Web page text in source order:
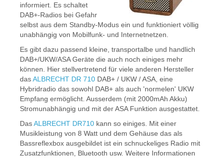
informiert. Es schaltet
DAB+-Radios bei Gefahr
selbst aus dem Standby-Modus ein und funktioniert völlig
unabhängig von Mobilfunk- und Internetnetzen.
Es gibt dazu passend kleine, transportalbe und handlich
DAB+/UKW/ASA Geräte die auch noch einiges mehr
können. Hier stellvertretend für viele anderen Hersteller
dasALBRECHT DR 710 DAB+ / UKW / ASA, eine
Hybridradio das sowohl DAB+ als auch 'normelen' UKW
Empfang ermöglicht. Ausserdem (mit 2000mAh Akku)
Stromunabhängig und mit der ASA Funktion ausgestattet.
DasALBRECHT DR710 kann so einiges. Mit einer
Musikleistung von 8 Watt und dem Gehäuse das als
Bassreflexbox ausgebildet ist ein schnuckeliges Radio mit
Zusatzfunktionen, Bluetooth usw. Weitere Informationen